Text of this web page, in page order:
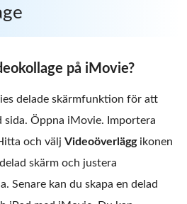
på iMovie?
delade skärmfunktion för att
sida. Öppna iMovie. Importera
och välj Videoöverläggikonen
skärm och justera
Senare kan du skapa en delad